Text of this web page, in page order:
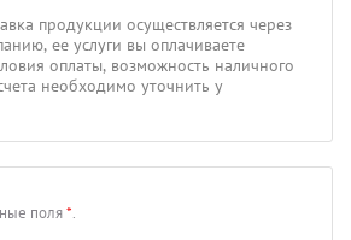
продукции осуществляется через
ее услуги вы оплачиваете
оплаты, возможность наличного
необходимо уточнить у
поля*.